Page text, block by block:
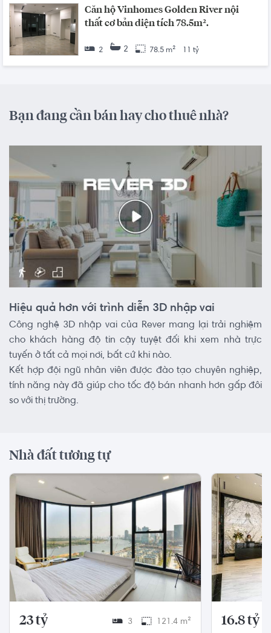
Căn hộ Vinhomes Golden River nội
thất cơ bản diện tích 78.5m².
2 2 78.5 m² 11 tỷ
Bạn đang cần bán hay cho thuê nhà?
Hiệu quả hơn với trình diễn 3D nhập vai
Công nghệ 3D nhập vai của Rever mang lại trải nghiệm
cho khách hàng độ tin cậy tuyệt đối khi xem nhà trực
tuyến ở tất cả mọi nơi, bất cứ khi nào.
Kết hợp đội ngũ nhân viên được đào tạo chuyên nghiệp,
tính năng này đã giúp cho tốc độ bán nhanh hơn gấp đôi
so với thị trường.
Nhà đất tương tự
23 tỷ 3 121.4 m² 16.8 tỷ